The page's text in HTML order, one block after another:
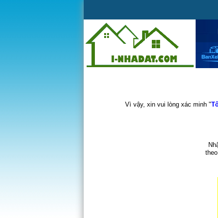
Vì vậy, xin vui lòng xác minh "